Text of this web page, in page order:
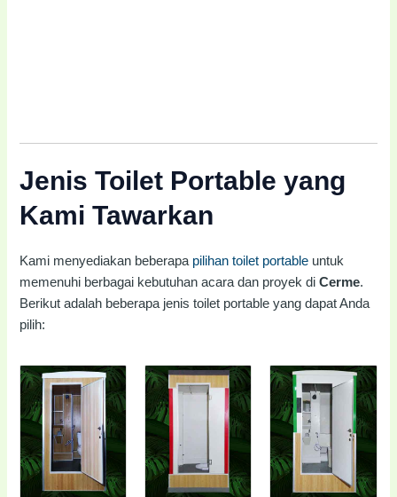
Jenis Toilet Portable yang
Kami Tawarkan
Kami menyediakan beberapa pilihan toilet portable untuk
memenuhi berbagai kebutuhan acara dan proyek diCerme.
Berikut adalah beberapa jenis toilet portable yang dapat Anda
pilih: